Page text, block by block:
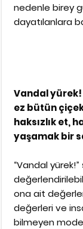
nedenle birey
dayatılanlara
Vandal yürek!
ez bütün
haksızlık et,
yaşamak bir
“Vandal
ona ait
değerleri ve
bilmeyen